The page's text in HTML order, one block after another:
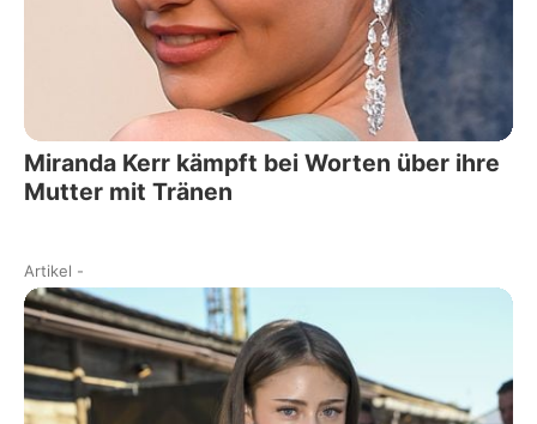
Miranda Kerr kämpft bei Worten über ihre
Mutter mit Tränen
Artikel -